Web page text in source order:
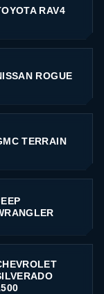
RAV4
ROGUE
TERRAIN